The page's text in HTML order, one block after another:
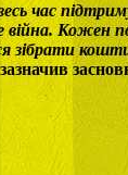
час
війна. Кожен
зібрати